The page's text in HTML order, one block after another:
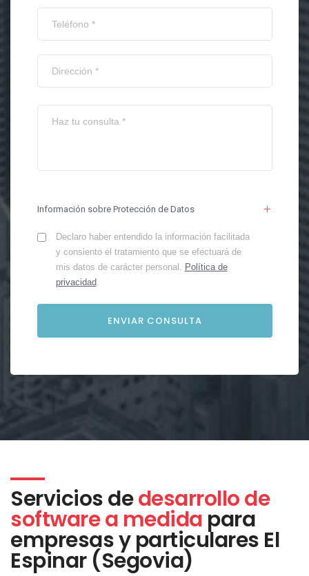
Información sobre Protección de Datos
Declaro haber entendido la información facilitada
y consiento el tratamiento que se efectuará de
mis datos de carácter personal. Política de
privacidad.
Servicios dedesarrollo de
software a medida para
empresas y particulares El
Espinar (Segovia)